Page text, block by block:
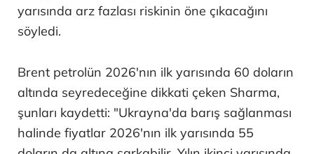
yarısında arz fazlası riskinin öne çıkacağını
söyledi.
Brent petrolün 2026'nın ilk yarısında 60 doların
altında seyredeceğine dikkati çeken Sharma,
şunları kaydetti: "Ukrayna'da barış sağlanması
halinde fiyatlar 2026'nın ilk yarısında 55